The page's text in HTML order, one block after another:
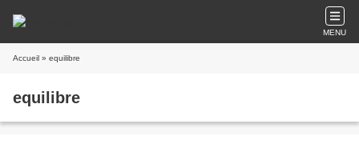
MENU
Accueil » equilibre
equilibre